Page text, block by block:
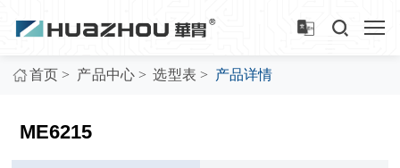
首页 > 产品中心 > 选型表 > 产品详情
ME6215